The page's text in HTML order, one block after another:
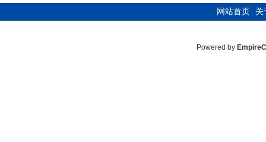
网站首页 关
Powered by